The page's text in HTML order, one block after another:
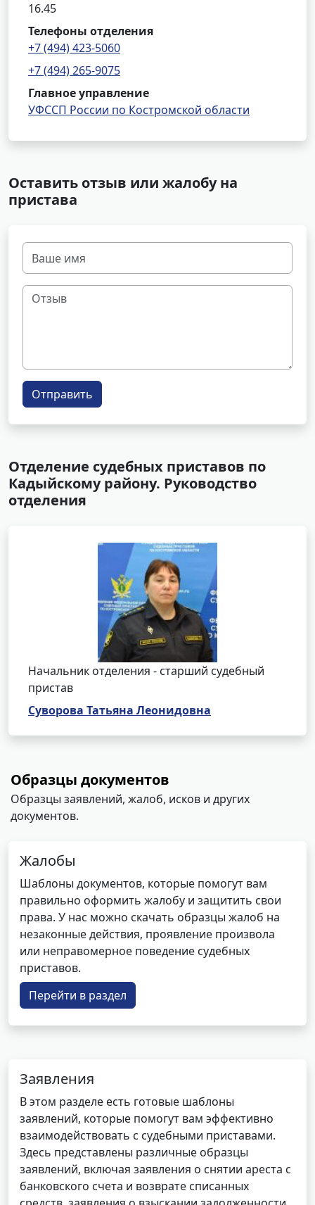
16.45
Телефоны отделения
+7 (494) 423-5060
+7 (494) 265-9075
Главное управление
УФССП России по Костромской области
Оставить отзыв или жалобу на
пристава
Отправить
Отделение судебных приставов по
Кадыйскому району. Руководство
отделения
Начальник отделения - старший судебный
пристав
Суворова Татьяна Леонидовна
Образцы документов
Образцы заявлений, жалоб, исков и других
документов.
Жалобы
Шаблоны документов, которые помогут вам
правильно оформить жалобу и защитить свои
права. У нас можно скачать образцы жалоб на
незаконные действия, проявление произвола
или неправомерное поведение судебных
приставов.
Перейти в раздел
Заявления
В этом разделе есть готовые шаблоны
заявлений, которые помогут вам эффективно
взаимодействовать с судебными приставами.
Здесь представлены различные образцы
заявлений, включая заявления о снятии ареста с
банковского счета и возврате списанных